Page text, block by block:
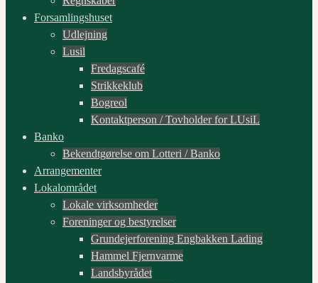
Forsamlingshuset
Udlejning
Lusil
Fredagscafé
Strikkeklub
Bogreol
Kontaktperson / Tovholder for LUsiL
Banko
Bekendtgørelse om Lotteri / Banko
Arrangementer
Lokalområdet
Lokale virksomheder
Foreninger og bestyrelser
Grundejerforening Engbakken Lading
Hammel Fjernvarme
Landsbyrådet